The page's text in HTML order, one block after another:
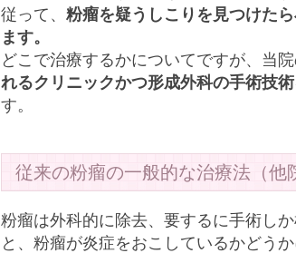
従って、 粉瘤を疑うしこりを見つけた
ます。
どこで治療するかについてですが、当
れるクリニックかつ形成外科の手術技
す。
従来の粉瘤の一般的な治療法（他
粉瘤は外科的に除去、要するに手術し
と、粉瘤が炎症をおこしているかどう